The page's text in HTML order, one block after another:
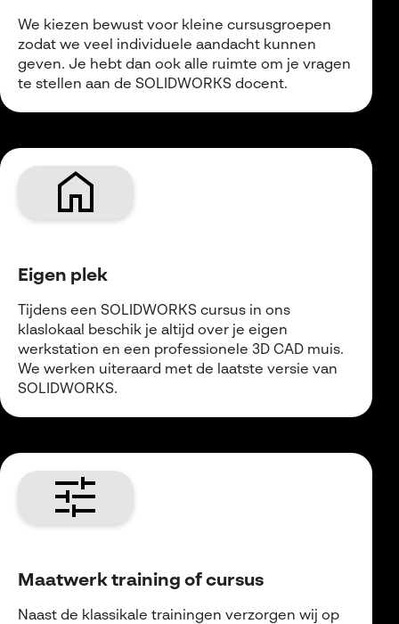
We kiezen bewust voor kleine cursusgroepen
zodat we veel individuele aandacht kunnen
geven. Je hebt dan ook alle ruimte om je vragen
te stellen aan de SOLIDWORKS docent.
home
Eigen plek
Tijdens een SOLIDWORKS cursus in ons
klaslokaal beschik je altijd over je eigen
werkstation en een professionele 3D CAD muis.
We werken uiteraard met de laatste versie van
SOLIDWORKS.
tune
Maatwerk training of cursus
Naast de klassikale trainingen verzorgen wij op